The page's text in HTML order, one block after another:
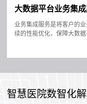
大数据平台业务集
业务集成服务是将客户的
续的性能优化，保障大数
智慧医院数智化